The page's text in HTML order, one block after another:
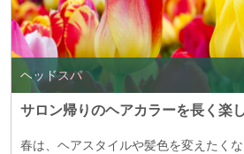
ヘッドスパ
サロン帰りのヘアカラーを長く楽
春は、ヘアスタイルや髪色を変えたく